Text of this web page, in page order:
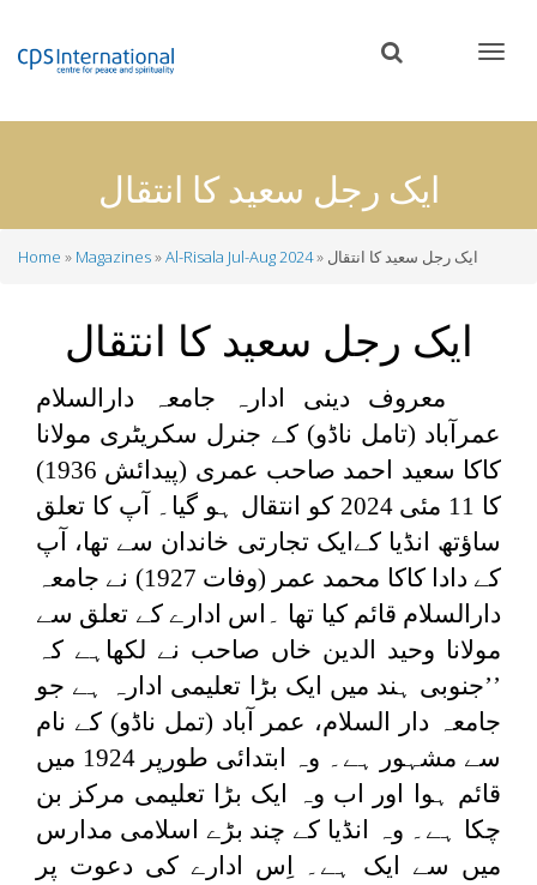
content
ایک رجل سعید کا انتقال
Home Magazines Al-Risala Jul-Aug 2024 ایک رجل سعید کا انتقال
ایک رجل سعید کا انتقال
معروف دینی ادارہ جامعہ دارالسلام
عمرآباد (تامل ناڈو) کے جنرل سکریٹری مولانا
کاکا سعید احمد صاحب عمری (پیدائش 1936)
کا 11 مئی 2024 کو انتقال ہو گیا۔ آپ کا تعلق
ساؤتھ انڈیا کےایک تجارتی خاندان سے تھا، آپ
کے دادا کاکا محمد عمر (وفات 1927) نے جامعہ
دارالسلام قائم کیا تھا ۔اس ادارے کے تعلق سے
مولانا وحید الدین خاں صاحب نے لکھاہے کہ
’’جنوبی ہند میں ایک بڑا تعلیمی ادارہ ہے جو
جامعہ دار السلام، عمر آباد (تمل ناڈو) کے نام
سے مشہور ہے۔ وہ ابتدائی طورپر 1924 میں
قائم ہوا اور اب وہ ایک بڑا تعلیمی مرکز بن
چکا ہے۔ وہ انڈیا کے چند بڑے اسلامی مدارس
میں سے ایک ہے۔ اِس ادارے کی دعوت پر